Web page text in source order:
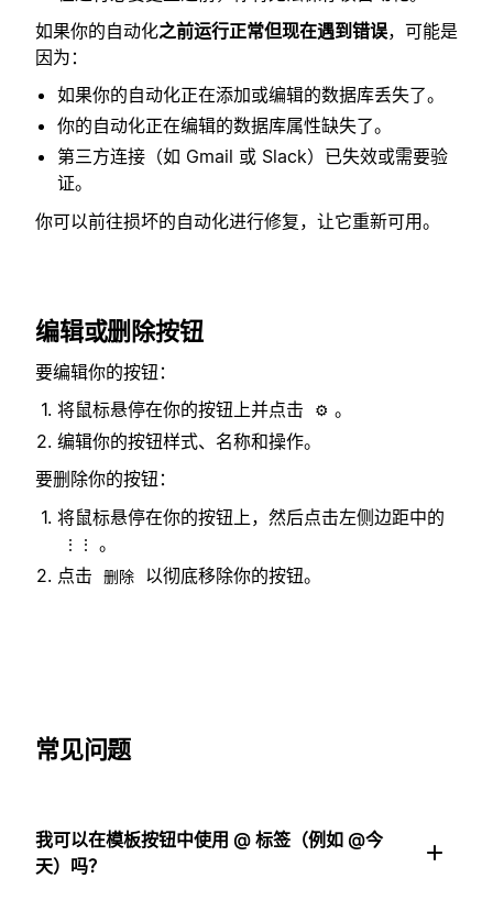
如果你的自动化之前运行正常但现在遇到错误，可能是
因为：
如果你的自动化正在添加或编辑的数据库丢失了。
你的自动化正在编辑的数据库属性缺失了。
第三方连接（如 Gmail 或 Slack）已失效或需要验
证。
你可以前往损坏的自动化进行修复，让它重新可用。
编辑或删除按钮
要编辑你的按钮：
将鼠标悬停在你的按钮上并点击
⚙️ 。
编辑你的按钮样式、名称和操作。
要删除你的按钮：
将鼠标悬停在你的按钮上，然后点击左侧边距中的
⋮⋮
。
点击
删除 以彻底移除你的按钮。
常见问题
我可以在模板按钮中使用 @ 标签（例如 @今
天）吗？